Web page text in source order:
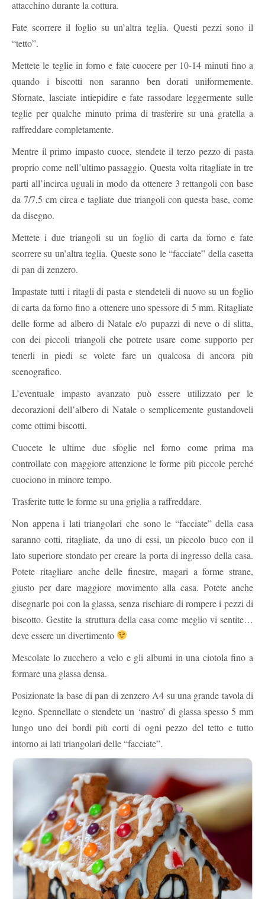
attacchino durante la cottura.
Fate scorrere il foglio su un’altra teglia. Questi pezzi sono il
“tetto”.
Mettete le teglie in forno e fate cuocere per 10-14 minuti fino a
quando i biscotti non saranno ben dorati uniformemente.
Sfornate, lasciate intiepidire e fate rassodare leggermente sulle
teglie per qualche minuto prima di trasferire su una gratella a
raffreddare completamente.
Mentre il primo impasto cuoce, stendete il terzo pezzo di pasta
proprio come nell’ultimo passaggio. Questa volta ritagliate in tre
parti all’incirca uguali in modo da ottenere 3 rettangoli con base
da 7/7,5 cm circa e tagliate due triangoli con questa base, come
da disegno.
Mettete i due triangoli su un foglio di carta da forno e fate
scorrere su un’altra teglia. Queste sono le “facciate” della casetta
di pan di zenzero.
Impastate tutti i ritagli di pasta e stendeteli di nuovo su un foglio
di carta da forno fino a ottenere uno spessore di 5 mm. Ritagliate
delle forme ad albero di Natale e/o pupazzi di neve o di slitta,
con dei piccoli triangoli che potrete usare come supporto per
tenerli in piedi se volete fare un qualcosa di ancora più
scenografico.
L’eventuale impasto avanzato può essere utilizzato per le
decorazioni dell’albero di Natale o semplicemente gustandoveli
come ottimi biscotti.
Cuocete le ultime due sfoglie nel forno come prima ma
controllate con maggiore attenzione le forme più piccole perché
cuociono in minore tempo.
Trasferite tutte le forme su una griglia a raffreddare.
Non appena i lati triangolari che sono le “facciate” della casa
saranno cotti, ritagliate, da uno di essi, un piccolo buco con il
lato superiore stondato per creare la porta di ingresso della casa.
Potete ritagliare anche delle finestre, magari a forme strane,
giusto per dare maggiore movimento alla casa. Potete anche
disegnarle poi con la glassa, senza rischiare di rompere i pezzi di
biscotto. Gestite la struttura della casa come meglio vi sentite…
deve essere un divertimento
Mescolate lo zucchero a velo e gli albumi in una ciotola fino a
formare una glassa densa.
Posizionate la base di pan di zenzero A4 su una grande tavola di
legno. Spennellate o stendete un ‘nastro’ di glassa spesso 5 mm
lungo uno dei bordi più corti di ogni pezzo del tetto e tutto
intorno ai lati triangolari delle “facciate”.